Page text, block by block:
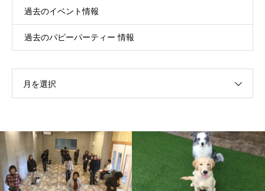
過去のイベント情報
過去のパピーパーティー 情報
月を選択